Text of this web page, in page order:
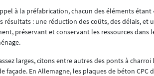
à la préfabrication, chacun des éléments
résultats : une réduction des coûts, des délais,
préservant et conservant les ressources dans
larges, citons entre autres des ponts à
façade. En Allemagne, les plaques de béton